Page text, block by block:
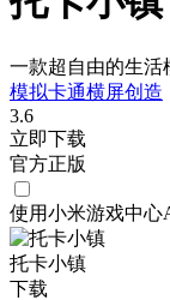
一款超自由的生活
模拟卡通横屏创造
3.6
立即下载
官方正版
使用小米游戏中心
托卡小镇
下载